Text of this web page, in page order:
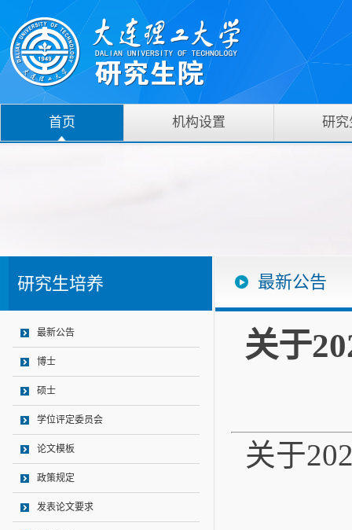
首页 机构设置 研究
研究生培养
最新公告
博士
硕士
学位评定委员会
论文模板
政策规定
发表论文要求
最新公告
关于
关于